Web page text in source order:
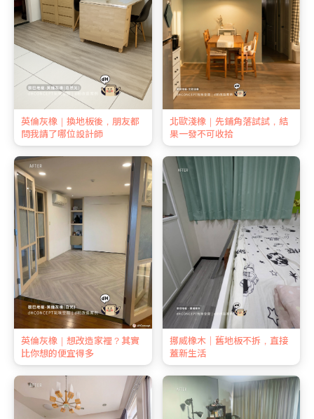
英倫灰橡｜換地板後，朋友都
問我請了哪位設計師
北歐淺橡｜先鋪角落試試，結
果一發不可收拾
英倫灰橡｜想改造家裡？其實
比你想的便宜得多
挪威橡木｜舊地板不拆，直接
蓋新生活